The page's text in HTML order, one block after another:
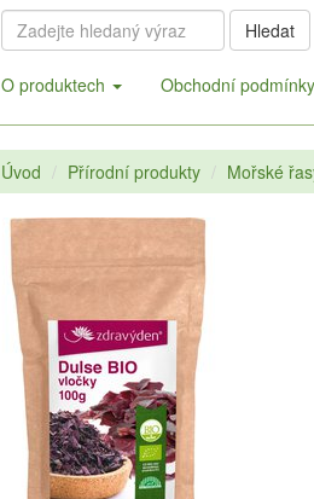
Hledat
O produktech Obchodní podmínky
Úvod Přírodní produkty Mořské